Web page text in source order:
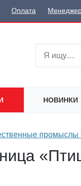
Оплата
НОВИНКИ
промыслы